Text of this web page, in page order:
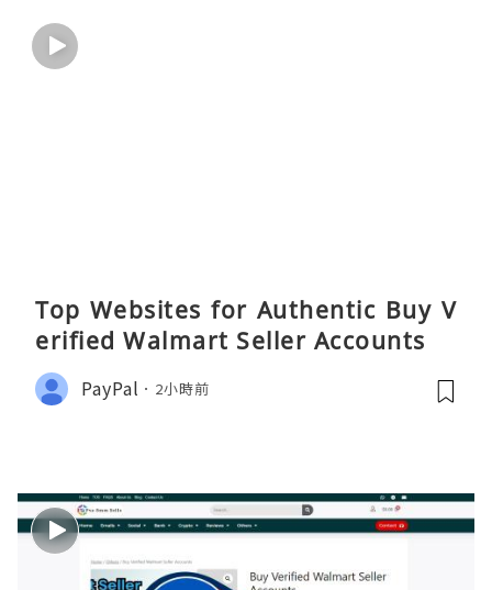
Top Websites for Authentic Buy V
erified Walmart Seller Accounts
PayPal 2小時前